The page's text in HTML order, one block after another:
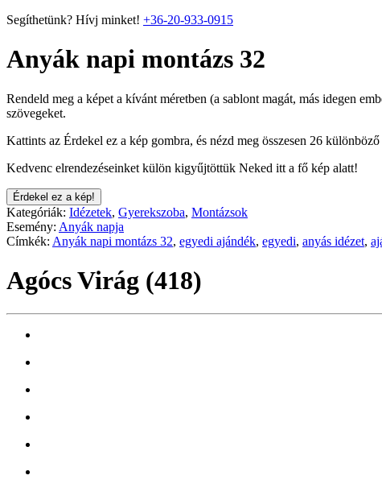
Segíthetünk? Hívj minket! +36-20-933-0915
Anyák napi montázs 32
Rendeld meg a képet a kívánt méretben (a sablont magát, más idegen
szövegeket.
Kattints az Érdekel ez a kép gombra, és nézd meg összesen 26
Kedvenc elrendezéseinket külön kigyűjtöttük Neked itt a fő kép alatt!
Érdekel ez a kép!
Kategóriák: Idézetek, Gyerekszoba, Montázsok
Esemény: Anyák napja
Címkék: Anyák napi montázs 32, egyedi ajándék, egyedi, anyás idézet,
Agócs Virág (418)